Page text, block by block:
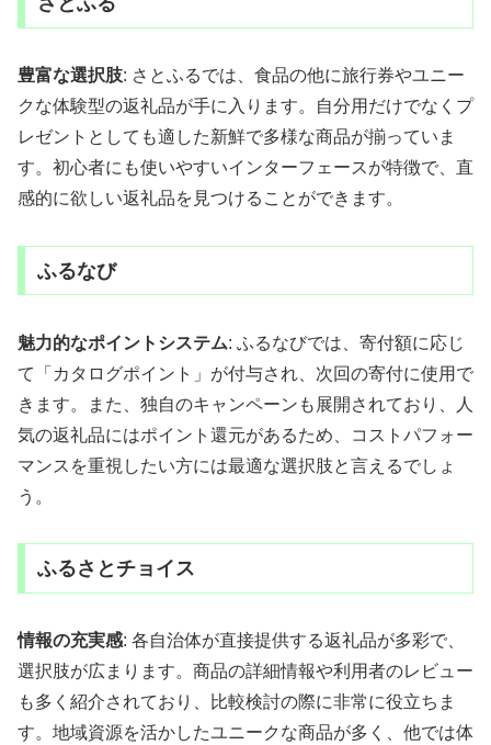
豊富な選択肢: さとふるでは、食品の他に旅行券やユニー
クな体験型の返礼品が手に入ります。自分用だけでなくプ
レゼントとしても適した新鮮で多様な商品が揃っていま
す。初心者にも使いやすいインターフェースが特徴で、直
感的に欲しい返礼品を見つけることができます。
ふるなび
魅力的なポイントシステム: ふるなびでは、寄付額に応じ
て「カタログポイント」が付与され、次回の寄付に使用で
きます。また、独自のキャンペーンも展開されており、人
気の返礼品にはポイント還元があるため、コストパフォー
マンスを重視したい方には最適な選択肢と言えるでしょ
う。
ふるさとチョイス
情報の充実感: 各自治体が直接提供する返礼品が多彩で、
選択肢が広まります。商品の詳細情報や利用者のレビュー
も多く紹介されており、比較検討の際に非常に役立ちま
す。地域資源を活かしたユニークな商品が多く、他では体